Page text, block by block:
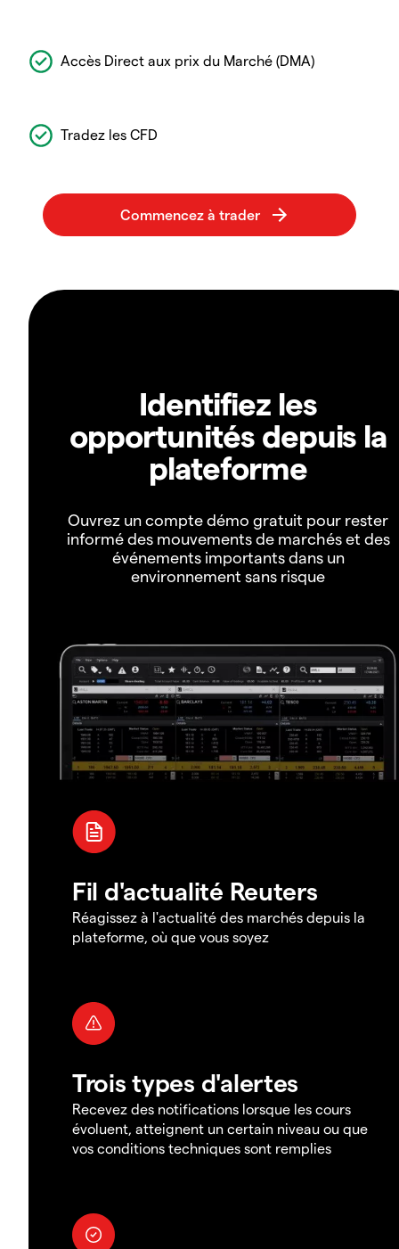
Accès Direct aux prix du Marché (DMA)
Tradez les CFD
Identifiez les
opportunités depuis la
plateforme
Ouvrez un compte démo gratuit pour rester
informé des mouvements de marchés et des
événements importants dans un
environnement sans risque
Fil d'actualité Reuters
Réagissez à l'actualité des marchés depuis la
plateforme, où que vous soyez
Trois types d'alertes
Recevez des notifications lorsque les cours
évoluent, atteignent un certain niveau ou que
vos conditions techniques sont remplies